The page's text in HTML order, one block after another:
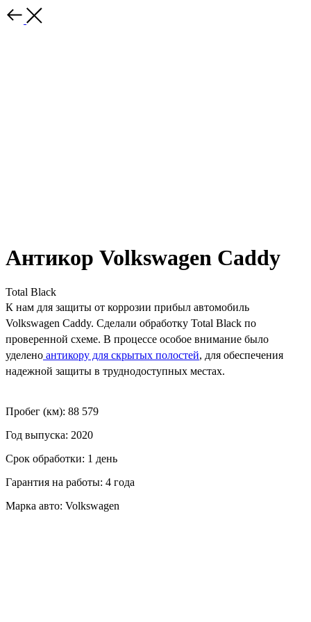
Антикор Volkswagen Caddy
Total Black
К нам для защиты от коррозии прибыл автомобиль
Volkswagen Caddy. Сделали обработку Total Black по
проверенной схеме. В процессе особое внимание было
уделено антикору для скрытых полостей, для обеспечения
надежной защиты в труднодоступных местах.
Пробег (км): 88 579
Год выпуска: 2020
Срок обработки: 1 день
Гарантия на работы: 4 года
Марка авто: Volkswagen